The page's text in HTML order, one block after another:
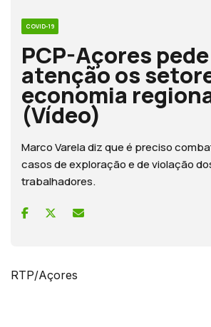
COVID-19
PCP-Açores
atenção os
economia
(Vídeo)
Marco Varela diz que é preciso
casos de exploração e de violação
trabalhadores.
RTP/Açores